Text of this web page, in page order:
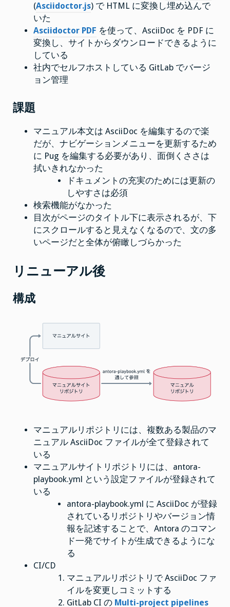
(Asciidoctor.js) で HTML に変換し埋め込んで
いた
Asciidoctor PDF を使って、AsciiDoc を PDF に
変換し、サイトからダウンロードできるように
している
社内でセルフホストしている GitLab でバージ
ョン管理
課題
マニュアル本文は AsciiDoc を編集するので楽
だが、ナビゲーションメニューを更新するため
に Pug を編集する必要があり、面倒くささは
拭いきれなかった
ドキュメントの充実のためには更新の
しやすさは必須
検索機能がなかった
目次がページのタイトル下に表示されるが、下
にスクロールすると見えなくなるので、文の多
いページだと全体が俯瞰しづらかった
リニューアル後
構成
マニュアルリポジトリには、複数ある製品のマ
ニュアル AsciiDoc ファイルが全て登録されて
いる
マニュアルサイトリポジトリには、antora-
playbook.yml という設定ファイルが登録されて
いる
antora-playbook.yml に AsciiDoc が登録
されているリポジトリやバージョン情
報を記述することで、Antora のコマン
ド一発でサイトが生成できるようにな
る
CI/CD
マニュアルリポジトリで AsciiDoc ファ
イルを変更しコミットする
GitLab CI の Multi-project pipelines